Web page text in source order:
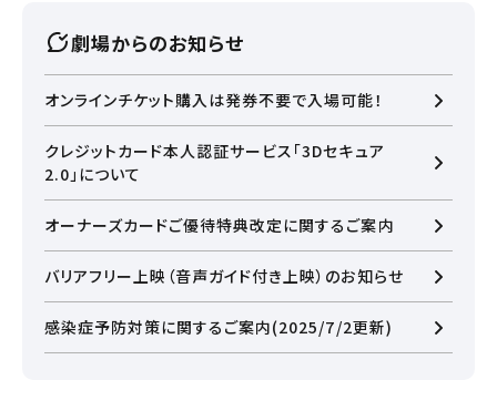
劇場からのお知らせ
オンラインチケット購入は発券不要で入場可能！
クレジットカード本人認証サービス「3Dセキュア
2.0」について
オーナーズカードご優待特典改定に関するご案内
バリアフリー上映（音声ガイド付き上映）のお知らせ
感染症予防対策に関するご案内(2025/7/2更新)